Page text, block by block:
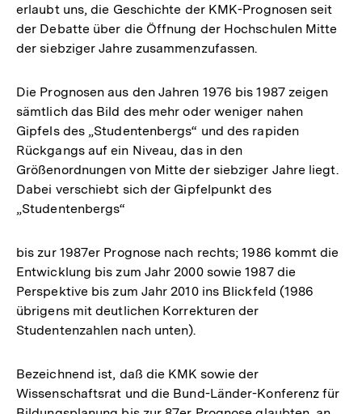
erlaubt uns, die Geschichte der KMK-Prognosen seit
der Debatte über die Öffnung der Hochschulen Mitte
der siebziger Jahre zusammenzufassen.
Die Prognosen aus den Jahren 1976 bis 1987 zeigen
sämtlich das Bild des mehr oder weniger nahen
Gipfels des „Studentenbergs“ und des rapiden
Rückgangs auf ein Niveau, das in den
Größenordnungen von Mitte der siebziger Jahre liegt.
Dabei verschiebt sich der Gipfelpunkt des
„Studentenbergs“
bis zur 1987er Prognose nach rechts; 1986 kommt die
Entwicklung bis zum Jahr 2000 sowie 1987 die
Perspektive bis zum Jahr 2010 ins Blickfeld (1986
übrigens mit deutlichen Korrekturen der
Studentenzahlen nach unten).
Bezeichnend ist, daß die KMK sowie der
Wissenschaftsrat und die Bund-Länder-Konferenz für